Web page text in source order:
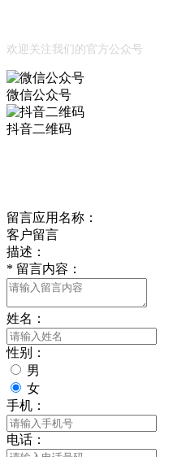
欢迎关注我们的官方公众号
微信公众号
抖音二维码
留言应用名称：
客户留言
描述：
* 留言内容：
姓名：
性别：
男
女
手机：
电话：